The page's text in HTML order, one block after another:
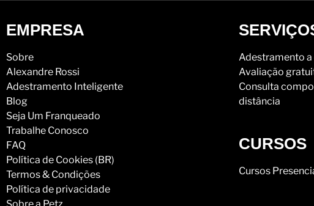
EMPRESA
Sobre
Alexandre Rossi
Adestramento Inteligente
Blog
Seja Um Franqueado
Trabalhe Conosco
FAQ
Política de Cookies (BR)
Termos & Condições
Política de privacidade
Adestramento
Avaliação
Consulta
distância
CURSOS
Cursos